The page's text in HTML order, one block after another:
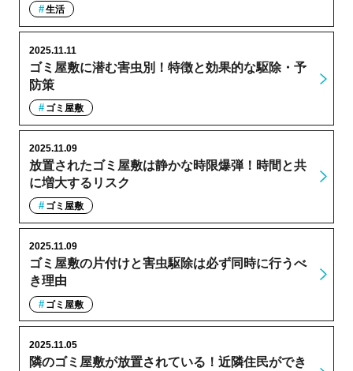
生活
ゴミ屋敷に潜む害虫別！特徴と効果的な駆除・予
防策
2025.11.11
ゴミ屋敷
放置されたゴミ屋敷は静かな時限爆弾！時間と共
に増大するリスク
2025.11.09
ゴミ屋敷
ゴミ屋敷の片付けと害虫駆除は必ず同時に行うべ
き理由
2025.11.09
ゴミ屋敷
隣のゴミ屋敷が放置されている！近隣住民ができ
2025.11.05